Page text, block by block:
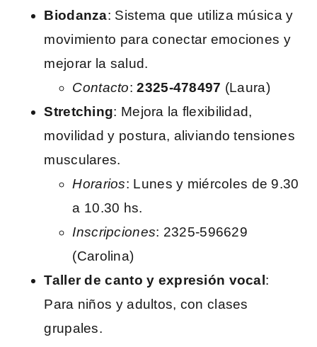
Biodanza: Sistema que utiliza música y
movimiento para conectar emociones y
mejorar la salud.
Contacto: 2325-478497 (Laura)
Stretching: Mejora la flexibilidad,
movilidad y postura, aliviando tensiones
musculares.
Horarios: Lunes y miércoles de 9.30
a 10.30 hs.
Inscripciones: 2325-596629
(Carolina)
Taller de canto y expresión vocal :
Para niños y adultos, con clases
grupales.